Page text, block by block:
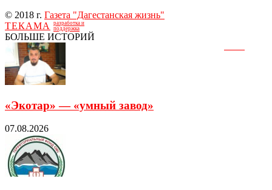
© 2018 г. Газета "Дагестанская жизнь"
ТЕКАМА
разработка и
поддержка
БОЛЬШЕ ИСТОРИЙ
«Экотар» — «умный завод»
07.08.2026